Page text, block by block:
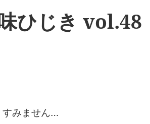
ひじき vol.48
すみません…